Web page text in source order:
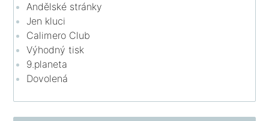
Andělské stránky
Jen kluci
Calimero Club
Výhodný tisk
9.planeta
Dovolená